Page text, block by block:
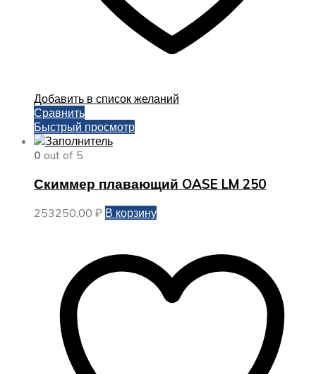
Добавить в список желаний
Сравнить
Быстрый просмотр
0 out of 5
Скиммер плавающий OASE LM 250
253250,00 ₽ В корзину